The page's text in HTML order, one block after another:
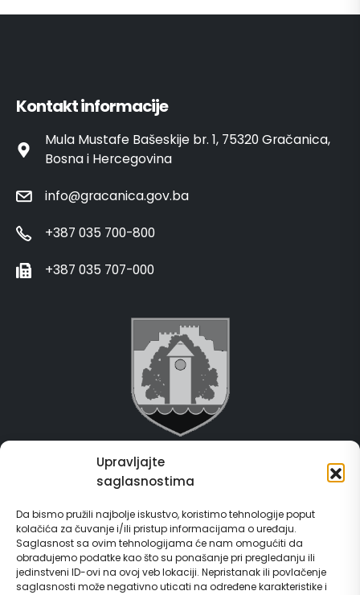
Upravljajte
saglasnostima
Da bismo pružili najbolje iskustvo, koristimo tehnologije poput
kolačića za čuvanje i/ili pristup informacijama o uređaju.
Saglasnost sa ovim tehnologijama će nam omogućiti da
obrađujemo podatke kao što su ponašanje pri pregledanju ili
jedinstveni ID-ovi na ovoj veb lokaciji. Nepristanak ili povlačenje
saglasnosti može negativno uticati na određene karakteristike i
Kontakt informacije
Mula Mustafe Bašeskije br. 1, 75320 Gračanica,
Bosna i Hercegovina
info@gracanica.gov.ba
+387 035 700-800
+387 035 707-000
Grad Gračanica
E-Matičar
72 sata sistem